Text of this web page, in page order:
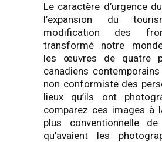
Le caractère d’urgence
l’expansion du
modification des
transformé notre
les œuvres de quatre
canadiens
non conformiste des
lieux qu’ils ont
comparez ces images à
plus conventionnelle de
qu’avaient les